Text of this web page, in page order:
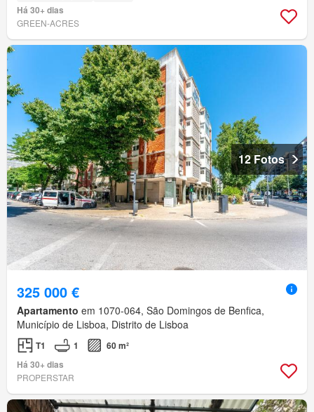
Há 30+ dias
GREEN-ACRES
12 Fotos
325 000 €
Apartamento em 1070-064, São Domingos de Benfica,
Município de Lisboa, Distrito de Lisboa
T1 1
60 m²
Há 30+ dias
PROPERSTAR